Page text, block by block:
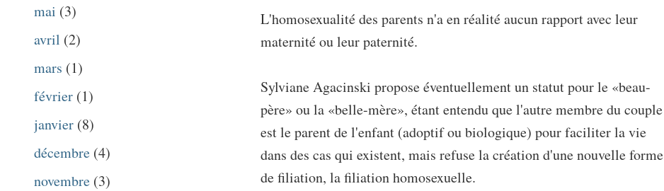
L'homosexualité des parents n'a en réalité aucun rapport avec leur
maternité ou leur paternité.
Sylviane Agacinski propose éventuellement un statut pour le «beau-
père» ou la «belle-mère», étant entendu que l'autre membre du couple
est le parent de l'enfant (adoptif ou biologique) pour faciliter la vie
dans des cas qui existent, mais refuse la création d'une nouvelle forme
de filiation, la filiation homosexuelle.
mai (3)
avril (2)
mars (1)
février (1)
janvier (8)
décembre (4)
novembre (3)